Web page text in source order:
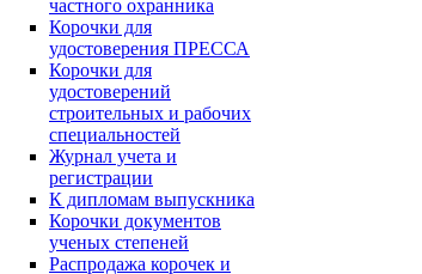
частного охранника
Корочки для
удостоверения ПРЕССА
Корочки для
удостоверений
строительных и рабочих
специальностей
Журнал учета и
регистрации
К дипломам выпускника
Корочки документов
ученых степеней
Распродажа корочек и